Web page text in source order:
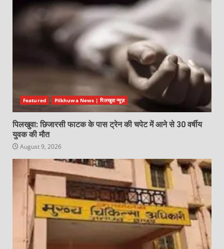
Featured Pilkhuwa News | पिलखुवा न्यूज़
पिलखुवा: छिजारसी फाटक के पास ट्रेन की चपेट में आने से 30 वर्षीय
युवक की मौत
August 9, 2026